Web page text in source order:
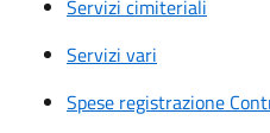
Servizi cimiteriali
Servizi vari
Spese registrazione